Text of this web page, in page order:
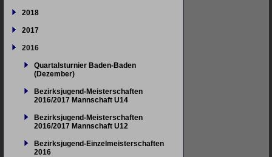
2018
2017
2016
Quartalsturnier Baden-Baden
(Dezember)
Bezirksjugend-Meisterschaften
2016/2017 Mannschaft U14
Bezirksjugend-Meisterschaften
2016/2017 Mannschaft U12
Bezirksjugend-Einzelmeisterschaften
2016